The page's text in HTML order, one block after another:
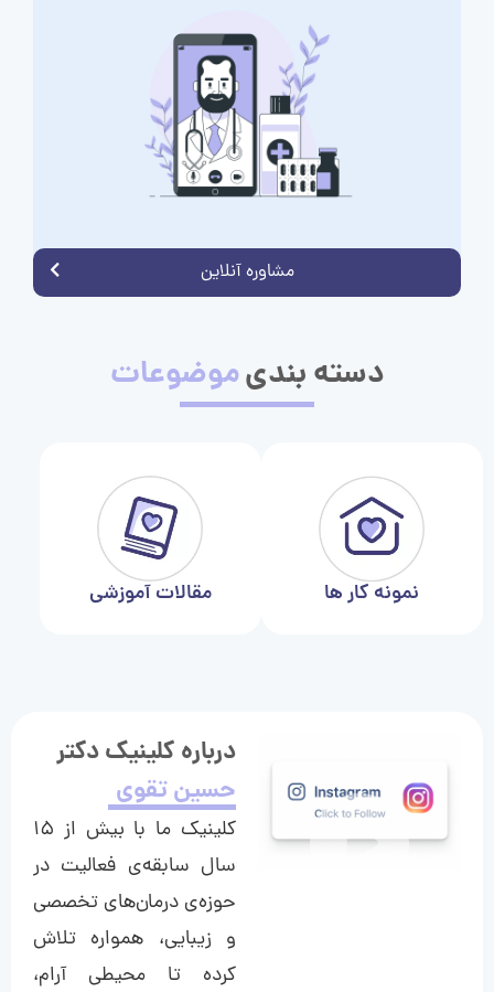
مشاوره آنلاین
دسته بندیموضوعات
نمونه کار ها مقالات آموزشی
درباره کلینیک دکتر
حسین تقوی
کلینیک ما با بیش از ۱۵
سال سابقه‌ی فعالیت در
حوزه‌ی درمان‌های تخصصی
و زیبایی، همواره تلاش
کرده تا محیطی آرام،